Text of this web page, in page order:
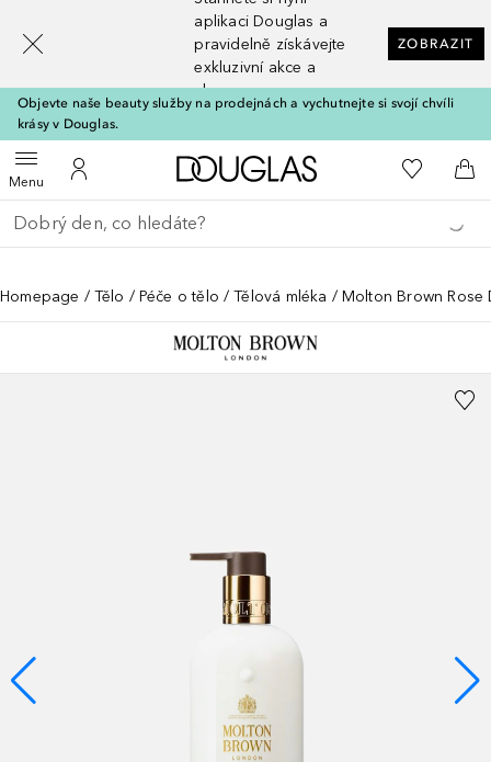
aplikaci Douglas a
pravidelně získávejte
exkluzivní akce a
slevy
ZOBRAZIT
Objevte naše beauty služby na prodejnách a vychutnejte si svojí chvíli
krásy v Douglas.
MenuOtevřít menuK mému účtu
Domů K mému
Do
Vraťte se
Proveďte vyhledávání
Homepage Tělo Péče o tělo Tělová mléka Molton Brown Rose
[navigation.slideout.screenreader]